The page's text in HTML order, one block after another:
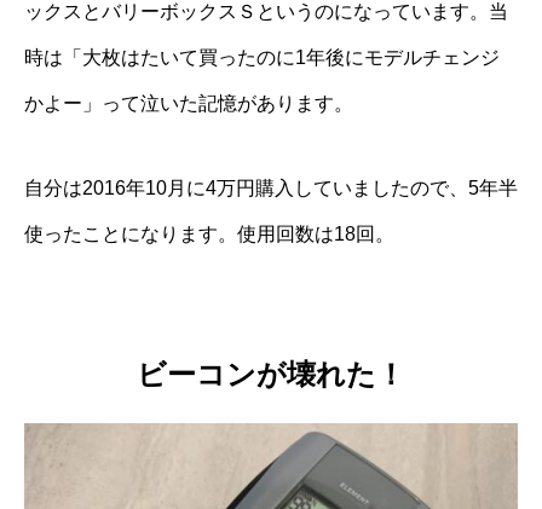
ックスとバリーボックスＳというのになっています。 当
時は「大枚はたいて買ったのに1年後にモデルチェンジ
かよー」って泣いた記憶があります。
自分は2016年10月に4万円購入していましたので、5年半
使ったことになります。 使用回数は18回。
ビーコンが壊れた！